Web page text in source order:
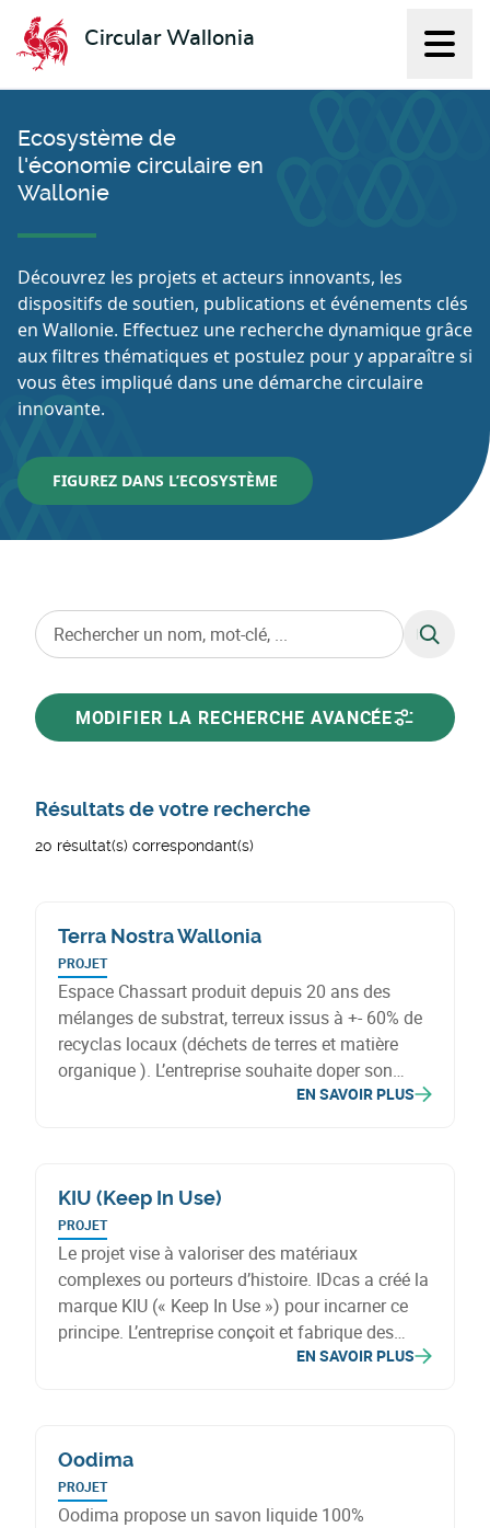
Circular Wallonia
Ecosystème de
l'économie circulaire en
Wallonie
Découvrez les projets et acteurs innovants, les
dispositifs de soutien, publications et événements clés
en Wallonie. Effectuez une recherche dynamique grâce
aux filtres thématiques et postulez pour y apparaître si
vous êtes impliqué dans une démarche circulaire
innovante.
FIGUREZ DANS L’ECOSYSTÈME
MODIFIER LA RECHERCHE AVANCÉE
Résultats de votre recherche
20 résultat(s) correspondant(s)
Terra Nostra Wallonia
PROJET
Espace Chassart produit depuis 20 ans des
mélanges de substrat, terreux issus à +- 60% de
recyclas locaux (déchets de terres et matière
organique ). L’entreprise souhaite doper son
activité en proposant de nouveaux mélanges
sols, en synergie territoriale.
EN SAVOIR PLUS
KIU (Keep In Use)
PROJET
Le projet vise à valoriser des matériaux
complexes ou porteurs d’histoire. IDcas a créé la
marque KIU (« Keep In Use ») pour incarner ce
principe. L’entreprise conçoit et fabrique des
objets, tels que lampes et horloges, à partir de
EN SAVOIR PLUS
Oodima
PROJET
Oodima propose un savon liquide 100%